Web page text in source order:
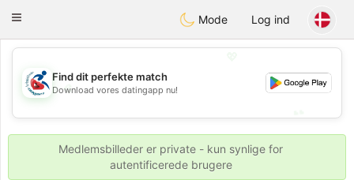
Handi Space
Toggle
Mode Log ind
💖
💕
Find dit perfekte match
Download vores datingapp nu!
Medlemsbilleder er private - kun synlige for
autentificerede brugere